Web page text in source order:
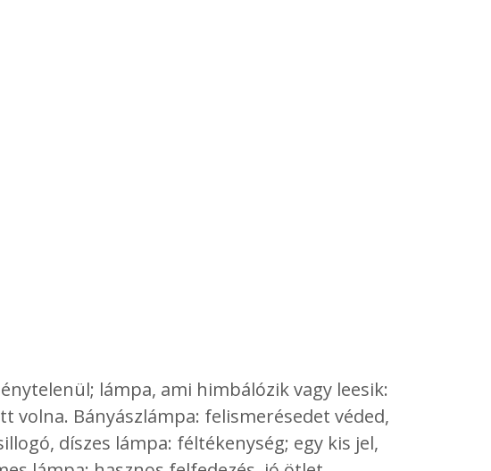
lámpa, ami himbálózik vagy leesik:
volna. Bányászlámpa: felismerésedet véded,
díszes lámpa: féltékenység; egy kis jel,